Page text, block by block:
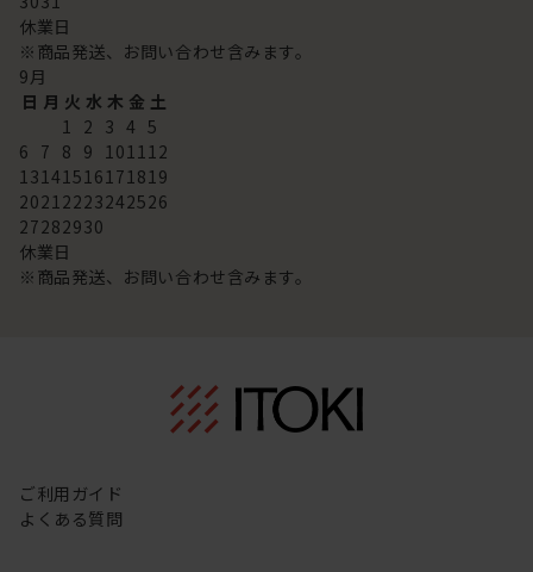
休業日
※商品発送、お問い合わせ含みます。
9月
日 月 火 水 木 金 土
1 2 3 4 5
6 7 8 9 101112
13141516171819
20212223242526
27282930
休業日
※商品発送、お問い合わせ含みます。
ご利用ガイド
よくある質問